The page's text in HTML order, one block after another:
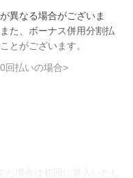
異なる場合がございま
た、ボーナス併用分割払
とがございます。
回払いの場合>